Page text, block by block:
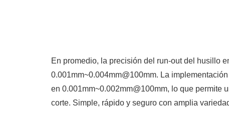
En promedio, la precisión del run-out del husillo
0.001mm~0.004mm@100mm. La
en 0.001mm~0.002mm@100mm, lo que permite
corte. Simple, rápido y seguro con amplia